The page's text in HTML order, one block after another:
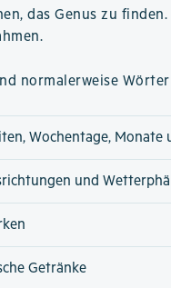
das Genus zu
normalerweise Wörter
Wochentage, Monate
und
Getränke